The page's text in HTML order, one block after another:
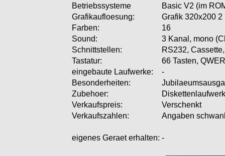
Betriebssysteme
Basic V2 (im
Grafikaufloesung:
Grafik 320x200
Farben:
16
Sound:
3 Kanal, mono
Schnittstellen:
RS232,
Tastatur:
66 Tasten,
eingebaute Laufwerke:
-
Besonderheiten:
Zubehoer:
Verkaufspreis:
Verschenkt
Verkaufszahlen:
Angaben
eigenes Geraet erhalten: -